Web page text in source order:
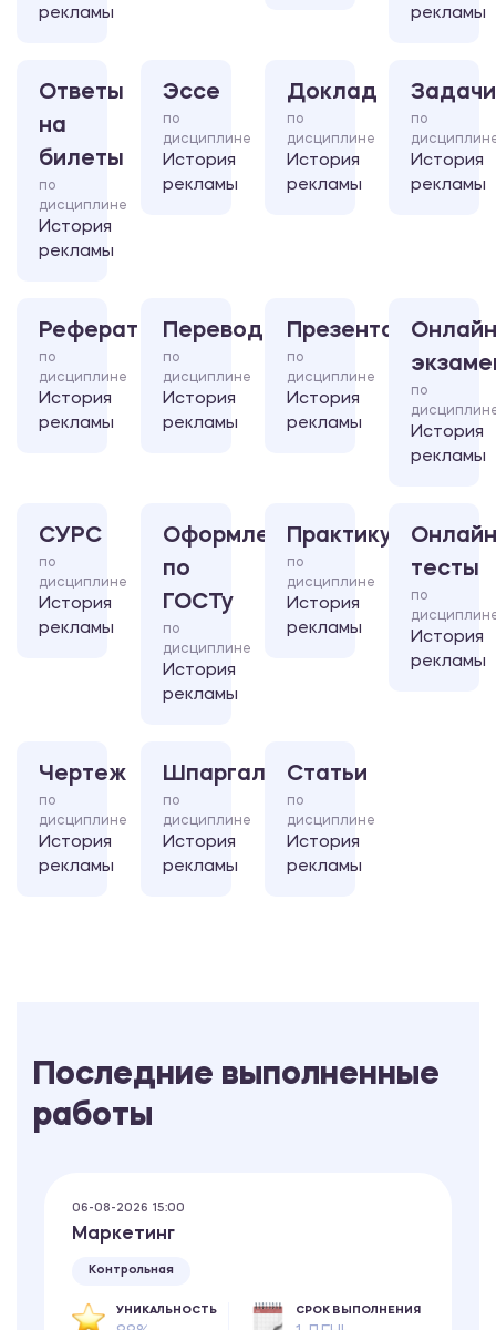
рекламы
рекламы
Ответы
на
билеты
по
дисциплине
История
рекламы
Эссе
по
дисциплине
История
рекламы
Доклад
по
дисциплине
История
рекламы
Задачи
по
История
рекламы
Реферат
по
дисциплине
История
рекламы
Перевод
по
дисциплине
История
рекламы
Презентация
по
дисциплине
История
рекламы
по
История
рекламы
СУРС
по
дисциплине
История
рекламы
Оформление
по
ГОСТу
по
дисциплине
История
рекламы
Практикум
по
дисциплине
История
рекламы
тесты
по
История
рекламы
Чертеж
по
дисциплине
История
рекламы
Шпаргалка
по
дисциплине
История
рекламы
Статьи
по
дисциплине
История
рекламы
Последние выполненные
работы
06-08-2026 15:00
Маркетинг
Контрольная
УНИКАЛЬНОСТЬ СРОК ВЫПОЛНЕНИЯ